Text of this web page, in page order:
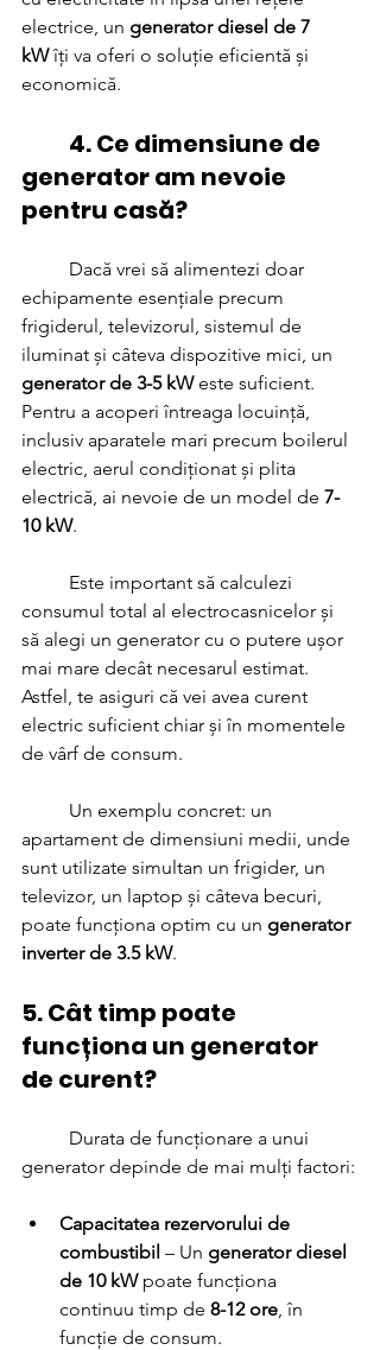
electrice, un generator diesel de 7
kW îți va oferi o soluție eficientă și
economică.
generator am nevoie
pentru casă?
echipamente esențiale precum
frigiderul, televizorul, sistemul de
iluminat și câteva dispozitive mici, un
generator de 3-5 kW este suficient.
Pentru a acoperi întreaga locuință,
inclusiv aparatele mari precum boilerul
electric, aerul condiționat și plita
electrică, ai nevoie de un model de 7-
10 kW.
consumul total al electrocasnicelor și
să alegi un generator cu o putere ușor
mai mare decât necesarul estimat.
Astfel, te asiguri că vei avea curent
electric suficient chiar și în momentele
de vârf de consum.
apartament de dimensiuni medii, unde
sunt utilizate simultan un frigider, un
televizor, un laptop și câteva becuri,
poate funcționa optim cu un generator
inverter de 3.5 kW.
5. Cât timp poate
funcționa un generator
de curent?
generator depinde de mai mulți factori:
Capacitatea rezervorului de
combustibil – Un generator diesel
de 10 kW poate funcționa
continuu timp de 8-12 ore , în
funcție de consum.